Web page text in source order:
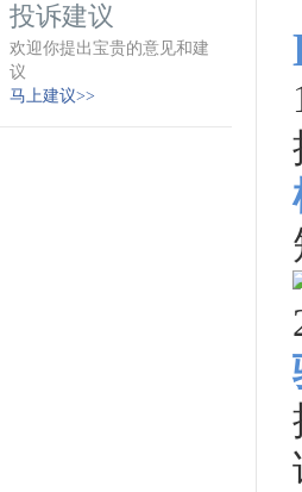
投诉建议
欢迎你提出宝贵的意见和建
议
马上建议>>